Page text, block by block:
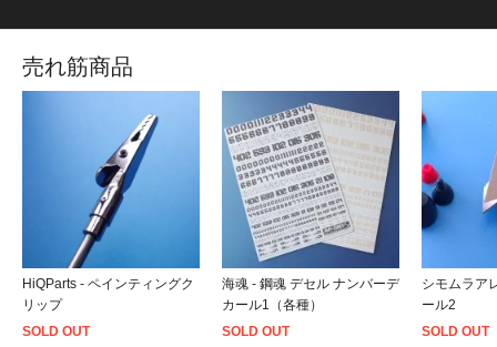
売れ筋商品
HiQParts - ペインティングク
リップ
SOLD OUT
海魂 - 鋼魂 デセル ナンバーデ
カール1（各種）
SOLD OUT
シモムラア
ール2
SOLD OUT